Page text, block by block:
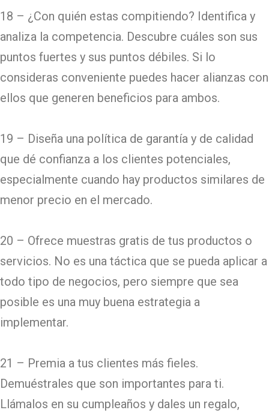
18 – ¿Con quién estas compitiendo? Identifica y
analiza la competencia. Descubre cuáles son sus
puntos fuertes y sus puntos débiles. Si lo
consideras conveniente puedes hacer alianzas con
ellos que generen beneficios para ambos.
19 – Diseña una política de garantía y de calidad
que dé confianza a los clientes potenciales,
especialmente cuando hay productos similares de
menor precio en el mercado.
20 – Ofrece muestras gratis de tus productos o
servicios. No es una táctica que se pueda aplicar a
todo tipo de negocios, pero siempre que sea
posible es una muy buena estrategia a
implementar.
21 – Premia a tus clientes más fieles.
Demuéstrales que son importantes para ti.
Llámalos en su cumpleaños y dales un regalo,